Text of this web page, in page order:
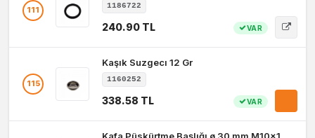
111 1186722
240.90 TL VAR
115
Kaşık Suzgecı 12 Gr
1160252
338.58 TL VAR
Kafa Püskürtme Başlığı ø 30 mm M10x1